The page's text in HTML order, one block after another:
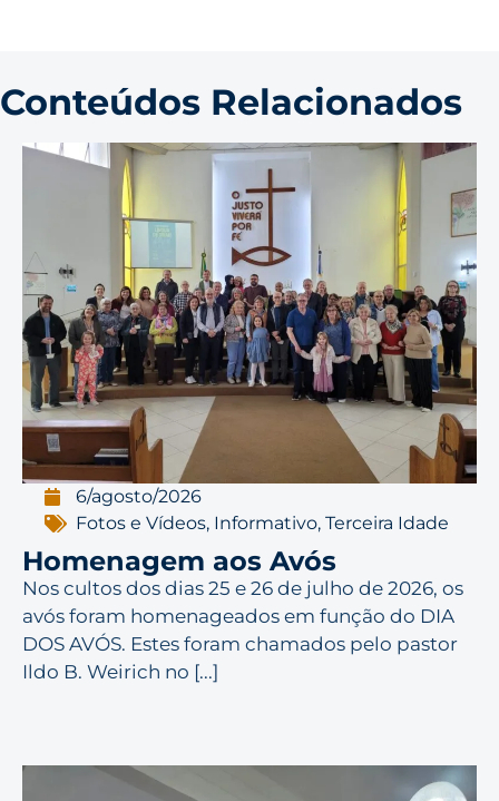
Conteúdos Relacionados
6/agosto/2026
Fotos e Vídeos, Informativo,Terceira Idade
Homenagem aos Avós
Nos cultos dos dias 25 e 26 de julho de 2026, os
avós foram homenageados em função do DIA
DOS AVÓS. Estes foram chamados pelo pastor
Ildo B. Weirich no [...]